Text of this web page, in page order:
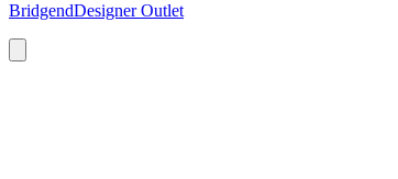
BridgendDesigner Outlet